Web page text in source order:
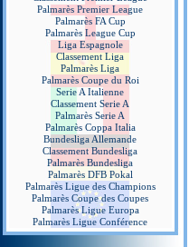
Palmarès Premier League
Palmarès FA Cup
Palmarès League Cup
Liga Espagnole
Classement Liga
Palmarès Liga
Palmarès Coupe du Roi
Serie A Italienne
Classement Serie A
Palmarès Serie A
Palmarès Coppa Italia
Bundesliga Allemande
Classement Bundesliga
Palmarès Bundesliga
Palmarès DFB Pokal
Palmarès Ligue des Champions
Palmarès Coupe des Coupes
Palmarès Ligue Europa
Palmarès Ligue Conférence